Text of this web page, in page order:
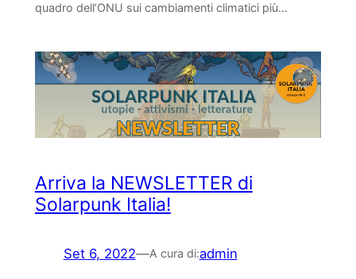
quadro dell’ONU sui cambiamenti climatici più…
Arriva la NEWSLETTER di
Solarpunk Italia!
Set 6, 2022—A cura di:admin